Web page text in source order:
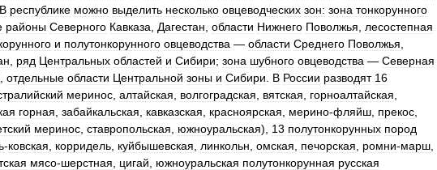
В республике можно выделить несколько овцеводческих зон: зона тонкорунного
районы Северного Кавказа Дагестан области Нижнего Поволжья
лесостепная
и полутонкорунного овцеводства — области Среднего Поволжья
ряд Центральных областей и Сибири; зона шубного овцеводства — Северная
отдельные области Центральной зоны и Сибири В России разводят 16
меринос алтайская волгоградская вятская горноалтайская
горная забайкальская кавказская красноярская мерино-фляйш прекос
меринос ставропольская южноуральская), 13 полутонкорунных пород
-ковская корридель куйбышевская линкольн омская печорская ромни-марш
мясо-шерстная цигай южноуральская полутонкорунная русская